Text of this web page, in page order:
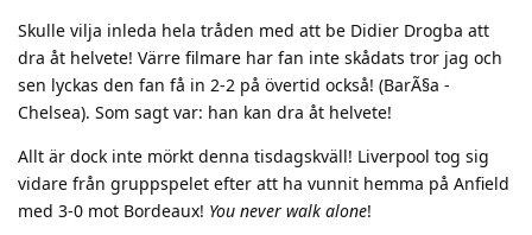
Skulle vilja inleda hela tråden med att be Didier Drogba att
dra åt helvete! Värre filmare har fan inte skådats tror jag och
sen lyckas den fan få in 2-2 på övertid också! (BarÃ§a -
Chelsea). Som sagt var: han kan dra åt helvete!
Allt är dock inte mörkt denna tisdagskväll! Liverpool tog sig
vidare från gruppspelet efter att ha vunnit hemma på Anfield
med 3-0 mot Bordeaux! You never walk alone!